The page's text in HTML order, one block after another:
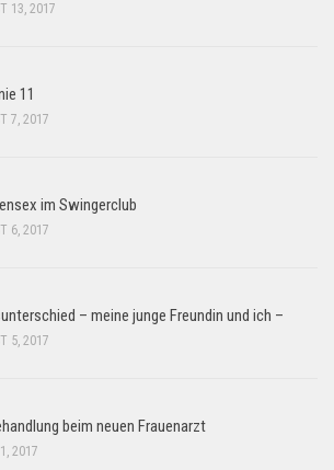
13, 2017
11
7, 2017
im Swingerclub
6, 2017
– meine junge Freundin und ich –
5, 2017
beim neuen Frauenarzt
2017